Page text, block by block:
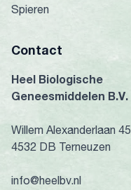
Spieren
Contact
Heel Biologische
Geneesmiddelen B.V.
Willem Alexanderlaan 45
4532 DB Terneuzen
info@heelbv.nl